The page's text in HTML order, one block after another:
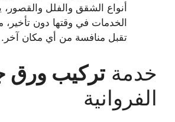
أنواع الشقق والفلل والقصور،
الخدمات في وقتها دون تأخير،
تقبل منافسة من أي مكان آخر.
خدمة تركيب ورق
الفروانية